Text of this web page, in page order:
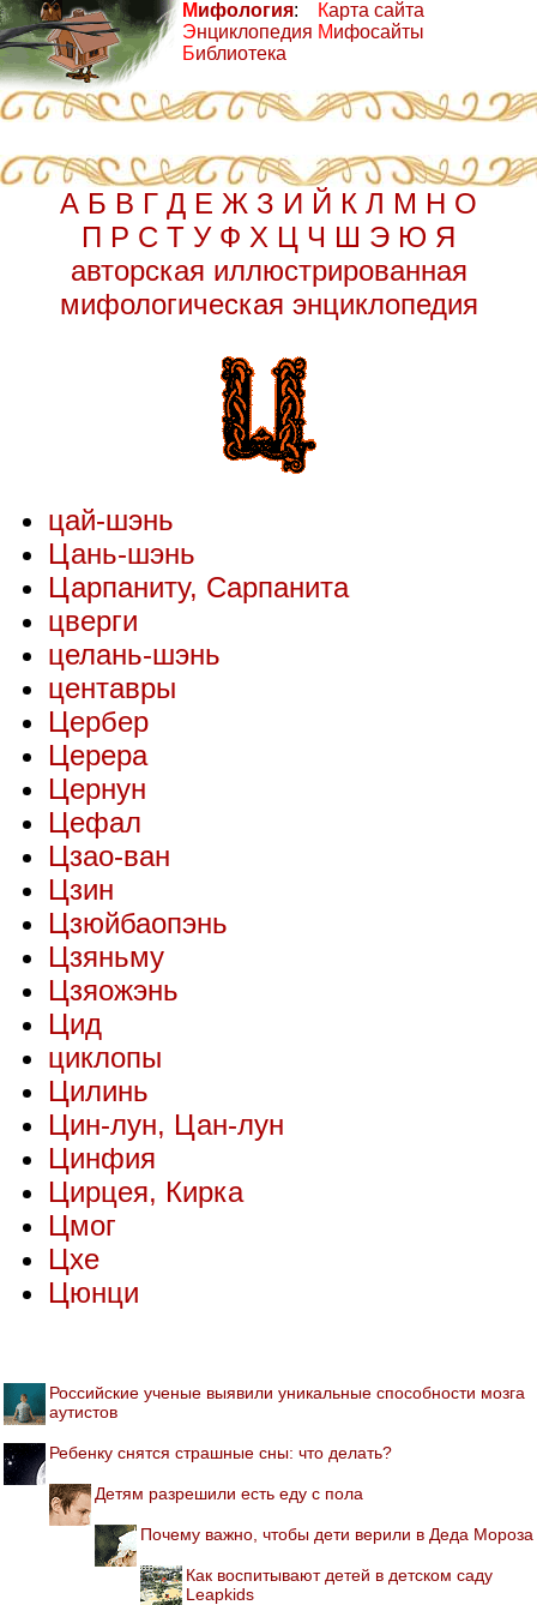
Мифология:
Энциклопедия
Библиотека
Карта сайта
Мифосайты
А Б В Г Д Е Ж З И Й К Л М Н О
П Р С Т У Ф Х Ц Ч Ш Э Ю Я
авторская иллюстрированная
мифологическая энциклопедия
цай-шэнь
Цань-шэнь
Царпаниту, Сарпанита
цверги
целань-шэнь
центавры
Цербер
Церера
Цернун
Цефал
Цзао-ван
Цзин
Цзюйбаопэнь
Цзяньму
Цзяожэнь
Цид
циклопы
Цилинь
Цин-лун, Цан-лун
Цинфия
Цирцея, Кирка
Цмог
Цхе
Цюнци
Российские ученые выявили уникальные способности мозга
аутистов
Ребенку снятся страшные сны: что делать?
Детям разрешили есть еду с пола
Почему важно, чтобы дети верили в Деда Мороза
Как воспитывают детей в детском саду
Leapkids